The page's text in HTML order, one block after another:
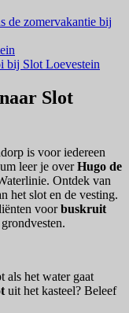
de zomervakantie bij
bij Slot Loevestein
Slot
is voor iedereen
leer je overHugo de
Ontdek van
het slot en de vesting.
voorbuskruit
als het water gaat
uit het kasteel? Beleef